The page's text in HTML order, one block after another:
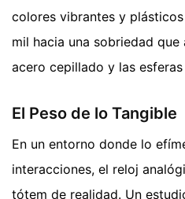
colores vibrantes y
mil hacia una sobriedad
acero cepillado y las esferas
El Peso de lo Tangible
En un entorno donde lo
interacciones, el reloj
tótem de realidad. Un